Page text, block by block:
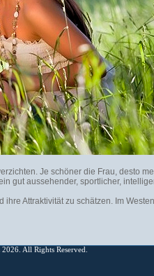
Je schöner die Frau, desto
gut aussehender, sportlicher,
Attraktivität zu schätzen. Im
All Rights Reserved.